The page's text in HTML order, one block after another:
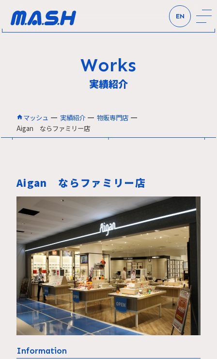
EN
Works
実績紹介
マッシュ ー 実績紹介ー 物販専門店ー
Aigan ならファミリー店
Aigan ならファミリー店
Information